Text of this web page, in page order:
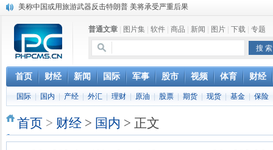
2016年中国军队大步前行 哪些“大杀器”公开亮相
中国南海收复8岛礁 “四点星座”战略曝光
海军第19、20批护航编队进行任务交接联合护航
中国舰机在西沙海域展开舰机联合巡航
第六届中国人民解放军新闻奖评选结果公示公告
俄：中国军工进步太快 俄造船厂相比只能哭泣
中国彩虹无人机出口十多个国家 年交付200余架
美称中国或用旅游武器反击特朗普 美将承受严重后果
普通文章 图片集 软件 商品 新闻 图片 下载 专题
首页 财经 新闻 国际 军事 股市 视频 体育 财经
国际 国内 产经 外汇 理财 原油 股票 期货 现货 基金 保险
首页 > 财经 > 国内 > 正文